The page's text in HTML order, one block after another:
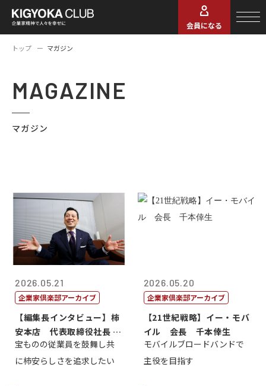
会員になる
トップ マガジン
MAGAZINE
マガジン
2026.05.21
企業家倶楽部アーカイブ
【編集長インタビュー】柿
安本店 代表取締役社長 赤
塚保正
宝ものの従業員を鼓舞し共
に柿安らしさを追求したい
2026.05.20
企業家倶楽部アーカイブ
【21世紀戦略】イー・モバ
イル 会長 千本倖生
モバイルブロードバンドで
主役を目指す